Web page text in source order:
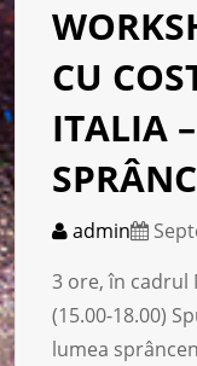
CU
ITALIA
admin
3 ore, în cadrul
(15.00-18.00)
lumea